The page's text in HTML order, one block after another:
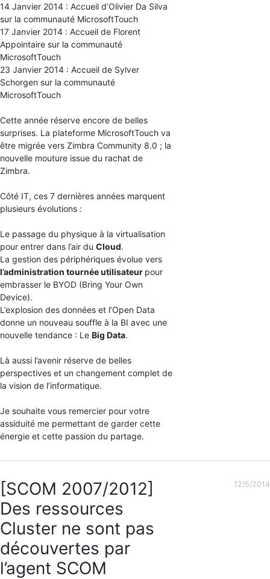
14 Janvier 2014 : Accueil d’Olivier Da Silva
sur la communauté MicrosoftTouch
17 Janvier 2014 : Accueil de Florent
Appointaire sur la communauté
MicrosoftTouch
23 Janvier 2014 : Accueil de Sylver
Schorgen sur la communauté
MicrosoftTouch
Cette année réserve encore de belles
surprises. La plateforme MicrosoftTouch va
être migrée vers Zimbra Community 8.0 ; la
nouvelle mouture issue du rachat de
Zimbra.
Côté IT, ces 7 dernières années marquent
plusieurs évolutions :
Le passage du physique à la virtualisation
pour entrer dans l’air du Cloud.
La gestion des périphériques évolue vers
l’administration tournée utilisateur pour
embrasser le BYOD (Bring Your Own
Device).
L’explosion des données et l’Open Data
donne un nouveau souffle à la BI avec une
nouvelle tendance : Le Big Data.
Là aussi l’avenir réserve de belles
perspectives et un changement complet de
la vision de l’informatique.
Je souhaite vous remercier pour votre
assiduité me permettant de garder cette
énergie et cette passion du partage.
[SCOM 2007/2012]
Des ressources
Cluster ne sont pas
découvertes par
l’agent SCOM
12/5/2014